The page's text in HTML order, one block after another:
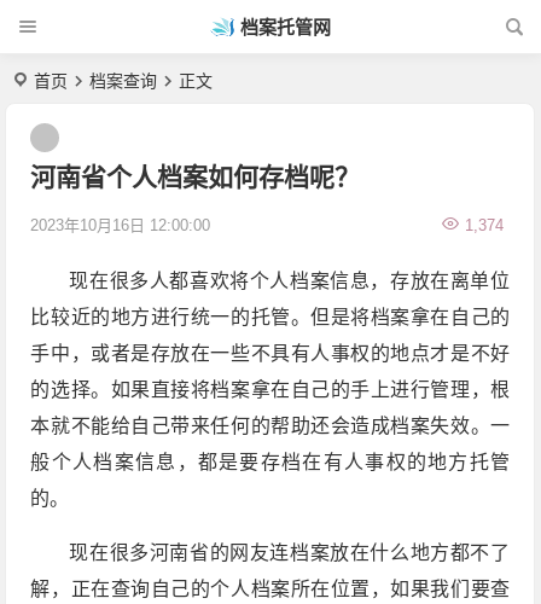
档案托管网
首页 档案查询 正文
河南省个人档案如何存档呢？
2023年10月16日 12:00:00 1,374
现在很多人都喜欢将个人档案信息，存放在离单位
比较近的地方进行统一的托管。但是将档案拿在自己的
手中，或者是存放在一些不具有人事权的地点才是不好
的选择。如果直接将档案拿在自己的手上进行管理，根
本就不能给自己带来任何的帮助还会造成档案失效。一
般个人档案信息，都是要存档在有人事权的地方托管
的。
现在很多河南省的网友连档案放在什么地方都不了
解，正在查询自己的个人档案所在位置，如果我们要查